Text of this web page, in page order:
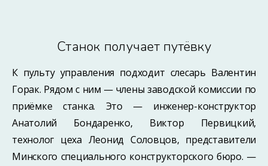
Станок получает путёвку
К пульту управления подходит слесарь Валентин
Горак. Рядом с ним — члены заводской комиссии по
приёмке станка. Это — инженер-конструктор
Анатолий Бондаренко, Виктор Первицкий,
технолог цеха Леонид Соловцов, представители
Минского специального конструкторского бюро. —